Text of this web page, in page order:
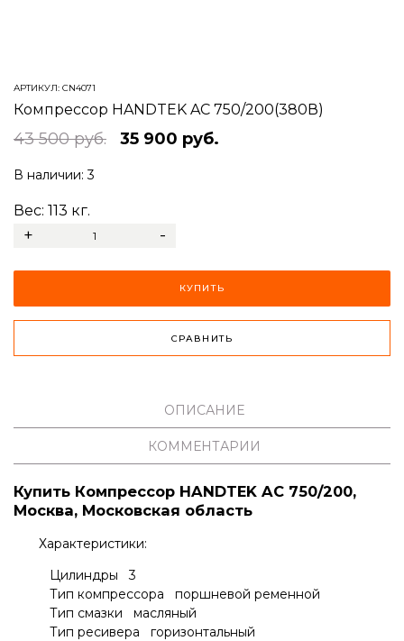
АРТИКУЛ: CN4071
Компрессор HANDTEK AC 750/200(380В)
43 500 руб. 35 900 руб.
В наличии:3
Вес: 113 кг.
+ -
КУПИТЬ
СРАВНИТЬ
ОПИСАНИЕ
КОММЕНТАРИИ
Купить Компрессор HANDTEK AC 750/200,
Москва, Московская область
Характеристики:
Цилиндры 3
Тип компрессора поршневой ременной
Тип смазки масляный
Тип ресивера горизонтальный